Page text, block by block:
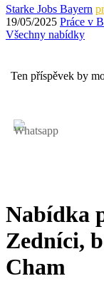
Starke Jobs Bayern
19/05/2025 Práce v
Všechny nabídky
Ten příspěvek by
Nabídka
Zedníci,
Cham